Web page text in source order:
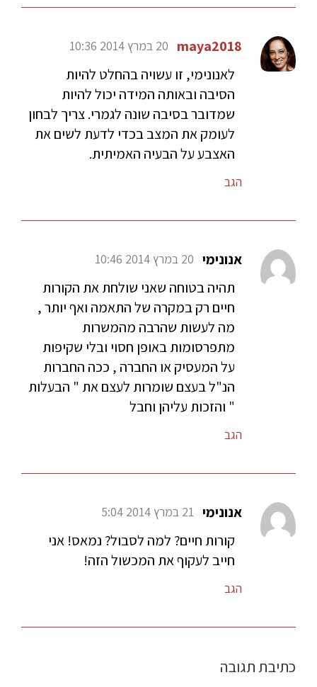
maya2018 20 במרץ 2014 10:36
לאנונימי, זו עשויה בהחלט להיות
הסיבה ובאותה המידה יכול להיות
שמדובר בסיבה שונה לגמרי. צריך לבחון
לעומק את המצב בכדי לדעת לשים את
האצבע על הבעיה האמיתית.
הגב
אנונימי 20 במרץ 2014 10:46
תהיה בטוחה שאני שולחת את הקורות
חיים רק במקרה של התאמה ואף יותר ,
מה לעשות שהרבה מהמשרות
מתפרסומות באופן חסוי ובלי שקיפות
על המעסיק או החברה , ככה החברות
הנ"ל בעצם שומרות לעצם את " הבעלות
" והזכות עליהן וחבל
הגב
אנונימי 21 במרץ 2014 5:04
קורות חיים? למה לסבול? נמאס! אני
חייב לעקוף את המכשול הזה!
הגב
כתיבת תגובה